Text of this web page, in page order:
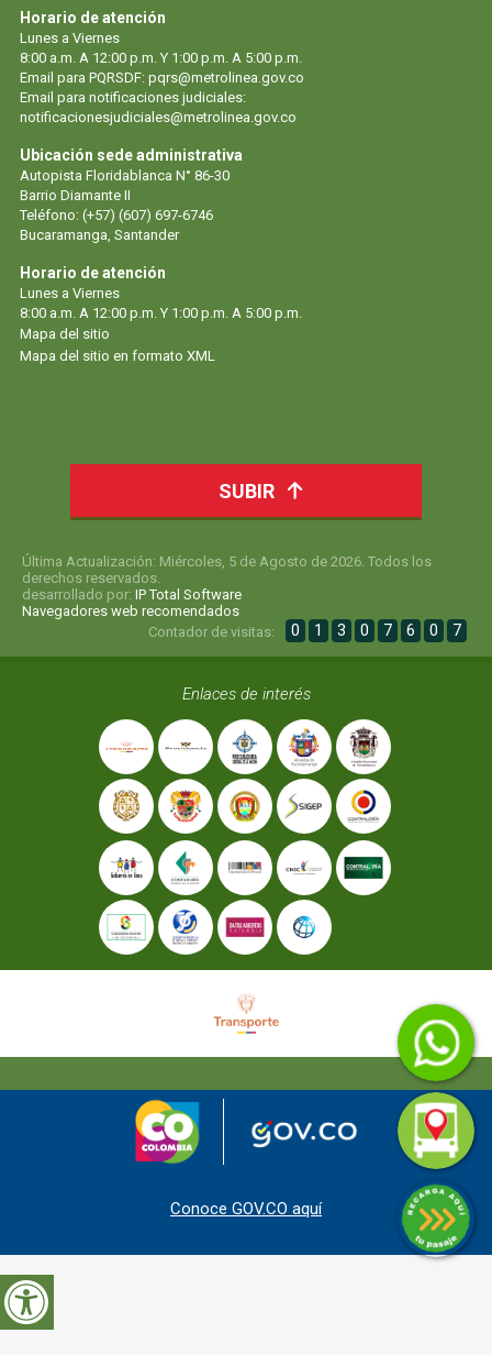
Horario de atención
Lunes a Viernes
8:00 a.m. A 12:00 p.m. Y 1:00 p.m. A 5:00 p.m.
Email para PQRSDF: pqrs@metrolinea.gov.co
Email para notificaciones judiciales:
notificacionesjudiciales@metrolinea.gov.co
Ubicación sede administrativa
Autopista Floridablanca N° 86-30
Barrio Diamante II
Teléfono: (+57) (607) 697-6746
Bucaramanga, Santander
Horario de atención
Lunes a Viernes
8:00 a.m. A 12:00 p.m. Y 1:00 p.m. A 5:00 p.m.
Mapa del sitio
Mapa del sitio en formato XML
SUBIR
Última Actualización: Miércoles, 5 de Agosto de 2026. Todos los
derechos reservados.
desarrollado por: IP Total Software
Navegadores web recomendados
Contador de visitas:
0 1 3 0 7 6 0 7
Enlaces de interés
Conoce GOV.CO aquí